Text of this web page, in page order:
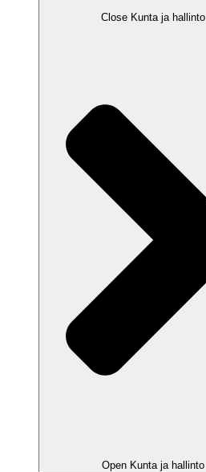
Close Kunta ja hallinto
Open Kunta ja hallinto